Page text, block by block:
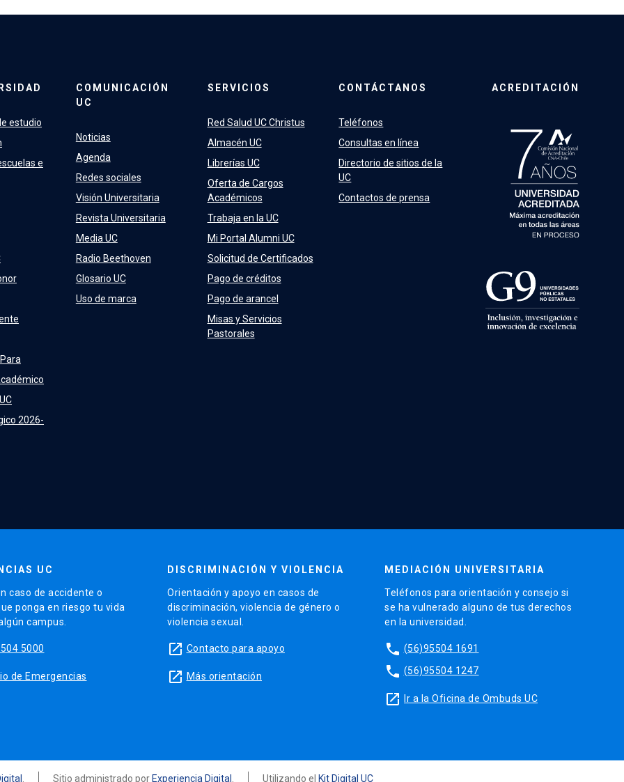
estudio
e
2026-
COMUNICACIÓN
UC
Noticias
Agenda
Redes sociales
Visión Universitaria
Revista Universitaria
Media UC
Radio Beethoven
Glosario UC
Uso de marca
SERVICIOS
Red Salud UC Christus
Almacén UC
Librerías UC
Oferta de Cargos
Académicos
Trabaja en la UC
Mi Portal Alumni UC
Solicitud de Certificados
Pago de créditos
Pago de arancel
Misas y Servicios
Pastorales
CONTÁCTANOS
Teléfonos
Consultas en línea
Directorio de sitios de la
UC
Contactos de prensa
ACREDITACIÓN
UC
caso de accidente o
ponga en riesgo tu vida
campus.
5000
de Emergencias
DISCRIMINACIÓN Y VIOLENCIA
Orientación y apoyo en casos de
discriminación, violencia de género o
violencia sexual.
launch Contacto para apoyo
launch Más orientación
MEDIACIÓN UNIVERSITARIA
Teléfonos para orientación y consejo si
se ha vulnerado alguno de tus derechos
en la universidad.
phone (56)95504 1691
phone (56)95504 1247
launch Ir a la Oficina de Ombuds UC
Sitio administrado por Experiencia Digital Utilizando el Kit Digital UC